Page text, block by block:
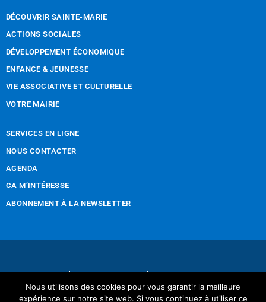
DÉCOUVRIR SAINTE-MARIE
ACTIONS SOCIALES
DÉVELOPPEMENT ÉCONOMIQUE
ENFANCE & JEUNESSE
VIE ASSOCIATIVE ET CULTURELLE
VOTRE MAIRIE
SERVICES EN LIGNE
NOUS CONTACTER
AGENDA
CA M’INTÉRESSE
ABONNEMENT À LA NEWSLETTER
Réalisation Tintamarre & Co
Nous utilisons des cookies pour vous garantir la meilleure
expérience sur notre site web. Si vous continuez à utiliser ce